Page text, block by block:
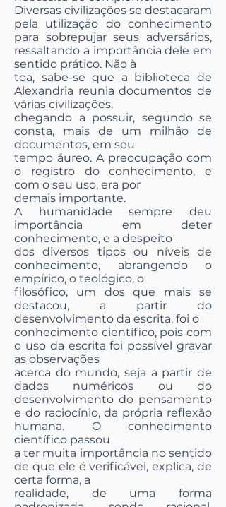
Diversas civilizações se destacaram
pela utilização do conhecimento
para sobrepujar seus adversários,
ressaltando a importância dele em
sentido prático. Não à
toa, sabe-se que a biblioteca de
Alexandria reunia documentos de
várias civilizações,
chegando a possuir, segundo se
consta, mais de um milhão de
documentos, em seu
tempo áureo. A preocupação com
o registro do conhecimento, e
com o seu uso, era por
demais importante.
A humanidade sempre deu
importância em deter
conhecimento, e a despeito
dos diversos tipos ou níveis de
conhecimento, abrangendo o
empírico, o teológico, o
filosófico, um dos que mais se
destacou, a partir do
desenvolvimento da escrita, foi o
conhecimento científico, pois com
o uso da escrita foi possível gravar
as observações
acerca do mundo, seja a partir de
dados numéricos ou do
desenvolvimento do pensamento
e do raciocínio, da própria reflexão
humana. O conhecimento
científico passou
a ter muita importância no sentido
de que ele é verificável, explica, de
certa forma, a
realidade, de uma forma